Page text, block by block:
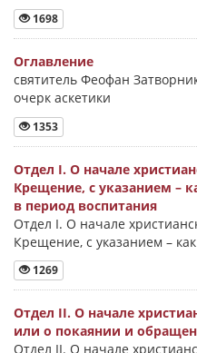
1698
Оглавление
святитель Феофан
очерк аскетики
1353
Отдел I. О начале
Крещение, с указанием –
в период воспитания
Отдел I. О начале
Крещение, с указанием –
1269
Отдел II. О начале
или о покаянии и
Отдел II. О начале